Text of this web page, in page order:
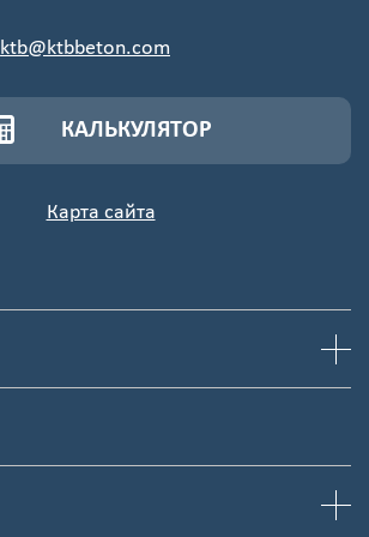
ktb@ktbbeton.com
КАЛЬКУЛЯТОР
Карта сайта